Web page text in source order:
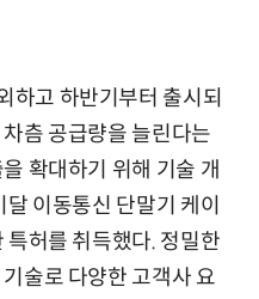
하고 하반기부터 출시되
츰 공급량을 늘린다는
확대하기 위해 기술 개
이동통신 단말기 케이
허를 취득했다. 정밀한
술로 다양한 고객사 요